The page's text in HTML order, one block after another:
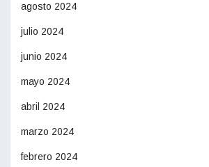
agosto 2024
julio 2024
junio 2024
mayo 2024
abril 2024
marzo 2024
febrero 2024